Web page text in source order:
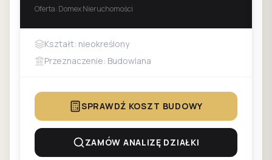
Oferta: Domex Nieruchomości
Kształt: nieokreślony
Przeznaczenie: Budowlana
SPRAWDŹ KOSZT BUDOWY
ZAMÓW ANALIZĘ DZIAŁKI